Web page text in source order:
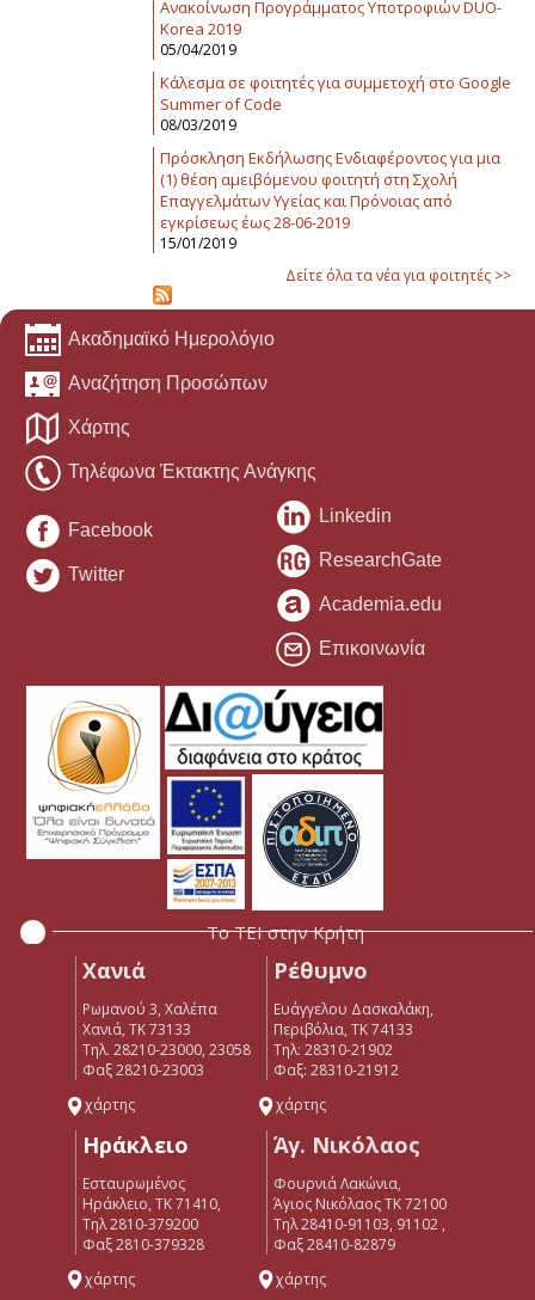
Ανακοίνωση Προγράμματος Υποτροφιών DUO-
Korea 2019
05/04/2019
Κάλεσμα σε φοιτητές για συμμετοχή στο Google
Summer of Code
08/03/2019
Πρόσκληση Εκδήλωσης Ενδιαφέροντος για μια
(1) θέση αμειβόμενου φοιτητή στη Σχολή
Επαγγελμάτων Υγείας και Πρόνοιας από
εγκρίσεως έως 28-06-2019
15/01/2019
Δείτε όλα τα νέα για φοιτητές >>
Ακαδημαϊκό Ημερολόγιο
Αναζήτηση Προσώπων
Χάρτης
Τηλέφωνα Έκτακτης Ανάγκης
Facebook
Twitter
Linkedin
ResearchGate
Academia.edu
Επικοινωνία
Το ΤΕΙ στην Κρήτη
Χανιά
Ρωμανού 3, Χαλέπα
Χανιά, ΤΚ 73133
Τηλ. 28210-23000, 23058
Φαξ 28210-23003
χάρτης
Ρέθυμνο
Ευάγγελου Δασκαλάκη,
Περιβόλια, ΤΚ 74133
Tηλ: 28310-21902
Φαξ: 28310-21912
χάρτης
Ηράκλειο
Εσταυρωμένος
Ηράκλειο, ΤΚ 71410,
Τηλ 2810-379200
Φαξ 2810-379328
χάρτης
Άγ. Νικόλαος
Φουρνιά Λακώνια,
Άγιος Νικόλαος ΤΚ 72100
Τηλ 28410-91103, 91102 ,
Φαξ 28410-82879
χάρτης